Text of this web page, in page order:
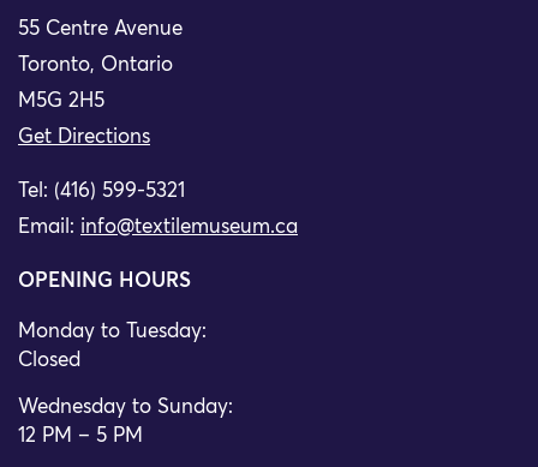
55 Centre Avenue
Toronto, Ontario
M5G 2H5
Get Directions
Tel: (416) 599-5321
Email: info@textilemuseum.ca
OPENING HOURS
Monday to Tuesday:
Closed
Wednesday to Sunday:
12 PM – 5 PM